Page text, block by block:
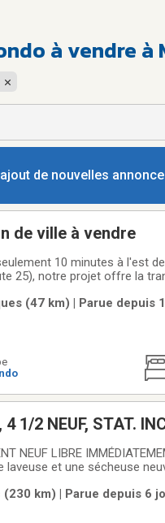
à vendre à
de nouvelles
de ville à vendre
10 minutes à l'est
25), notre projet offre la
(47 km) | Parue depuis
4 1/2 NEUF, STAT.
commun, etc,)
NEUF LIBRE
laveuse et une sécheuse
orienté sud-ouest est
(230 km) | Parue depuis 6